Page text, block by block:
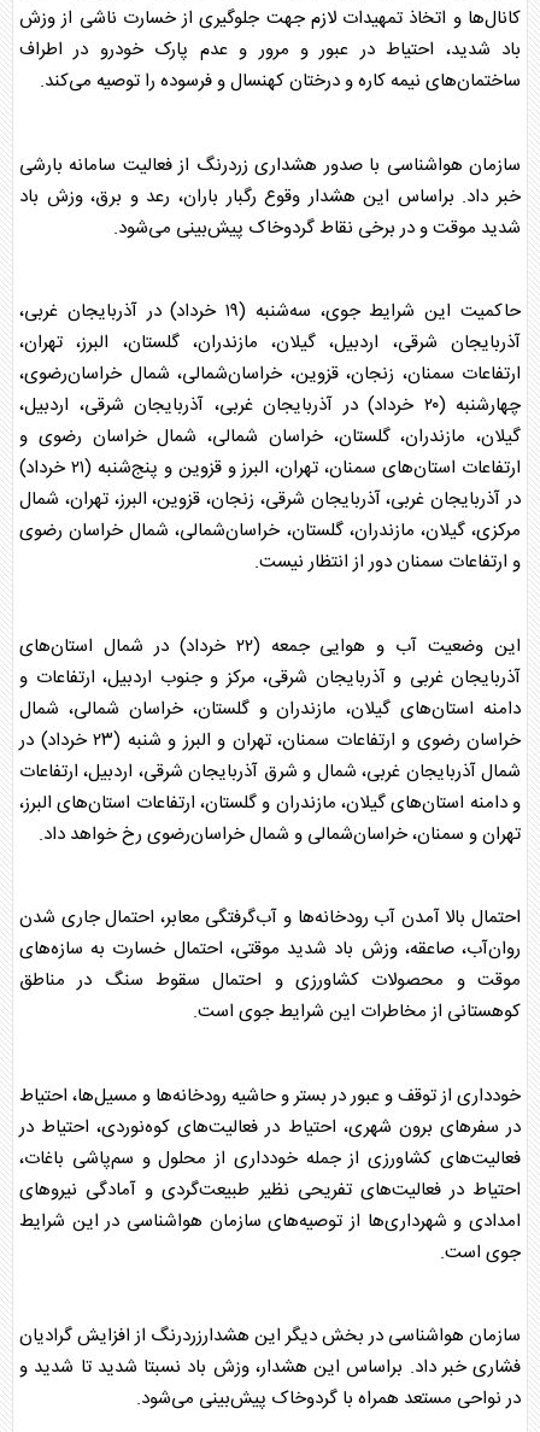
کانال‌ها و اتخاذ تمهیدات لازم جهت جلوگیری از خسارت ناشی از وزش
باد شدید، احتیاط در عبور و مرور و عدم پارک خودرو در اطراف
ساختمان‌های نیمه کاره و درختان کهنسال و فرسوده را توصیه می‌کند.
سازمان هواشناسی با صدور هشداری زردرنگ از فعالیت سامانه بارشی
خبر داد. براساس این هشدار وقوع رگبار باران، رعد و برق، وزش باد
شدید موقت و در برخی نقاط گردوخاک پیش‌بینی می‌شود.
حاکمیت این شرایط جوی، سه‌شنبه (۱۹ خرداد) در آذربایجان غربی،
آذربایجان شرقی، اردبیل، گیلان، مازندران، گلستان، البرز، تهران،
ارتفاعات سمنان، زنجان، قزوین، خراسان‌شمالی، شمال خراسان‌رضوی،
چهارشنبه (۲۰ خرداد) در آذربایجان غربی، آذربایجان شرقی، اردبیل،
گیلان، مازندران، گلستان، خراسان شمالی، شمال خراسان رضوی و
ارتفاعات استان‌های سمنان، تهران، البرز و قزوین و پنج‌شنبه (۲۱ خرداد)
در آذربایجان غربی، آذربایجان شرقی، زنجان، قزوین، البرز، تهران، شمال
مرکزی، گیلان، مازندران، گلستان، خراسان‌شمالی، شمال خراسان رضوی
و ارتفاعات سمنان دور از انتظار نیست.
این وضعیت آب و هوایی جمعه (۲۲ خرداد) در شمال استان‌های
آذربایجان غربی و آذربایجان شرقی، مرکز و جنوب اردبیل، ارتفاعات و
دامنه استان‌های گیلان، مازندران و گلستان، خراسان شمالی، شمال
خراسان رضوی و ارتفاعات سمنان، تهران و البرز و شنبه (۲۳ خرداد) در
شمال آذربایجان غربی، شمال و شرق آذربایجان شرقی، اردبیل، ارتفاعات
و دامنه استان‌های گیلان، مازندران و گلستان، ارتفاعات استان‌های البرز،
تهران و سمنان، خراسان‌شمالی و شمال خراسان‌رضوی رخ خواهد داد.
احتمال بالا آمدن آب رودخانه‌ها و آب‌گرفتگی معابر، احتمال جاری شدن
روان‌آب، صاعقه، وزش باد شدید موقتی، احتمال خسارت به سازه‌های
موقت و محصولات کشاورزی و احتمال سقوط سنگ در مناطق
کوهستانی از مخاطرات این شرایط جوی است.
خودداری از توقف و عبور در بستر و حاشیه رودخانه‌ها و مسیل‌ها، احتیاط
در سفر‌های برون شهری، احتیاط در فعالیت‌های کوه‌نوردی، احتیاط در
فعالیت‌های کشاورزی از جمله خودداری از محلول و سم‌پاشی باغات،
احتیاط در فعالیت‌های تفریحی نظیر طبیعت‌گردی و آمادگی نیرو‌های
امدادی و شهرداری‌ها از توصیه‌های سازمان هواشناسی در این شرایط
جوی است.
سازمان هواشناسی در بخش دیگر این هشدارزردرنگ از افزایش گرادیان
فشاری خبر داد. براساس این هشدار، وزش باد نسبتا شدید تا شدید و
در نواحی مستعد همراه با گردوخاک پیش‌بینی می‌شود.